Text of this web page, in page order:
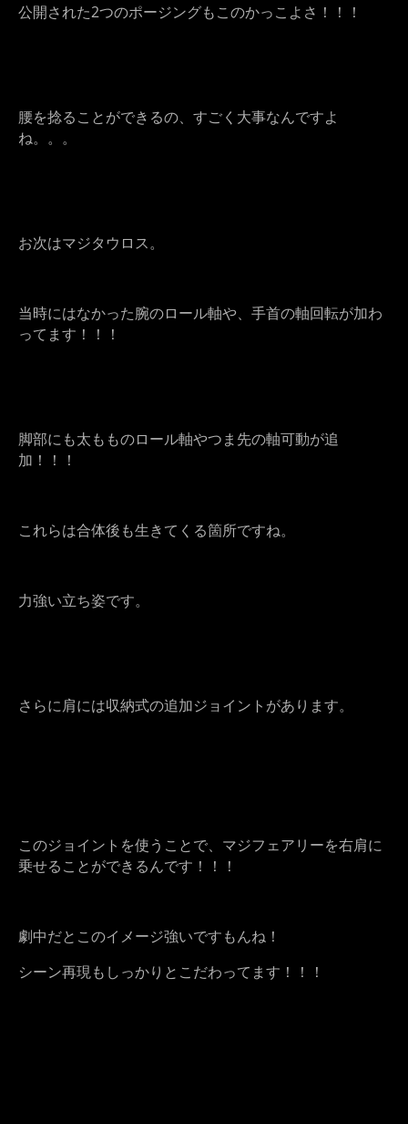
公開された2つのポージングもこのかっこよさ！！！
腰を捻ることができるの、すごく大事なんですよ
ね。。。
お次はマジタウロス。
当時にはなかった腕のロール軸や、手首の軸回転が加わ
ってます！！！
脚部にも太もものロール軸やつま先の軸可動が追
加！！！
これらは合体後も生きてくる箇所ですね。
力強い立ち姿です。
さらに肩には収納式の追加ジョイントがあります。
このジョイントを使うことで、マジフェアリーを右肩に
乗せることができるんです！！！
劇中だとこのイメージ強いですもんね！
シーン再現もしっかりとこだわってます！！！